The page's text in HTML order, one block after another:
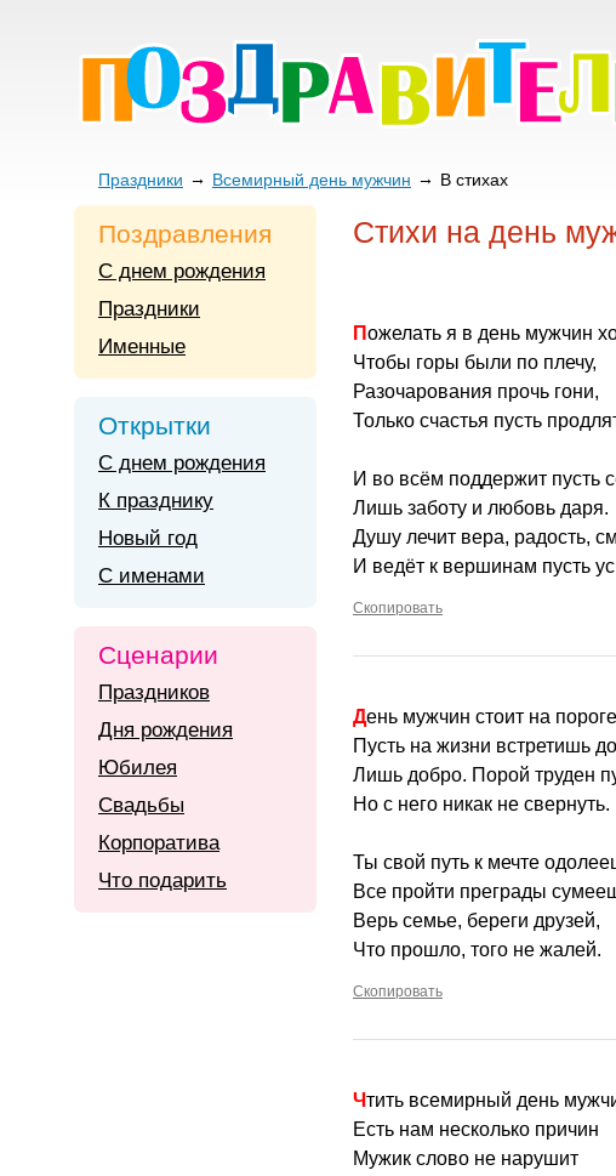
Праздники Всемирный день мужчин В стихах
Стихи на день
Пожелать я в день мужчин
Чтобы горы были по плечу,
Разочарования прочь гони,
Только счастья пусть
И во всём поддержит пусть
Лишь заботу и любовь даря.
Душу лечит вера, радость,
И ведёт к вершинам пусть
Скопировать
День мужчин стоит на
Пусть на жизни встретишь
Лишь добро. Порой труден
Но с него никак не свернуть.
Ты свой путь к мечте
Все пройти преграды
Верь семье, береги друзей,
Что прошло, того не жалей.
Скопировать
Чтить всемирный день
Есть нам несколько причин
Мужик слово не нарушит
Поздравления
С днем рождения
Праздники
Именные
Открытки
С днем рождения
К празднику
Новый год
С именами
Сценарии
Праздников
Дня рождения
Юбилея
Свадьбы
Корпоратива
Что подарить